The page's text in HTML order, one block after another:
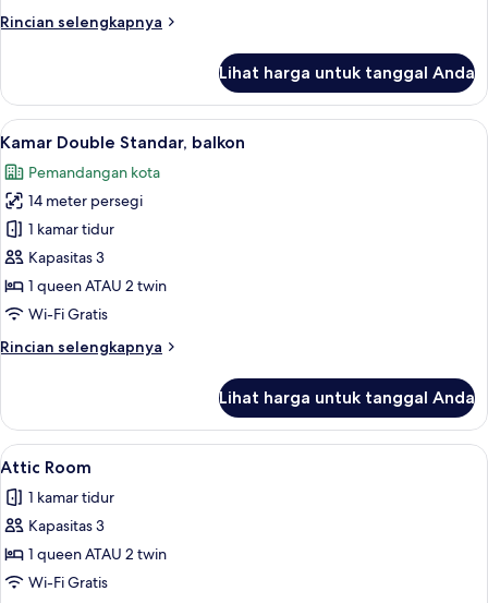
tidur
Rincian selengkapnya
Rincian
Kamar
Double
Superior,
kamar
tidur
Lihat harga untuk tanggal Anda
Lihat
semua
foto
untuk
Kamar
Double
Standar,
balkon
Seprai premium, busa memori,
4
Kamar Double Standar, balkon
Pemandangan kota
14 meter persegi
1 kamar tidur
Kapasitas 3
1 queen ATAU 2 twin
Wi-Fi Gratis
Rincian selengkapnya
Rincian
Kamar
Double
Standar,
Lihat harga untuk tanggal Anda
Lihat
semua
foto
untuk
Attic
Room
Attic Room | Seprai premium, busa
2
Attic Room
1 kamar tidur
Kapasitas 3
1 queen ATAU 2 twin
Wi-Fi Gratis